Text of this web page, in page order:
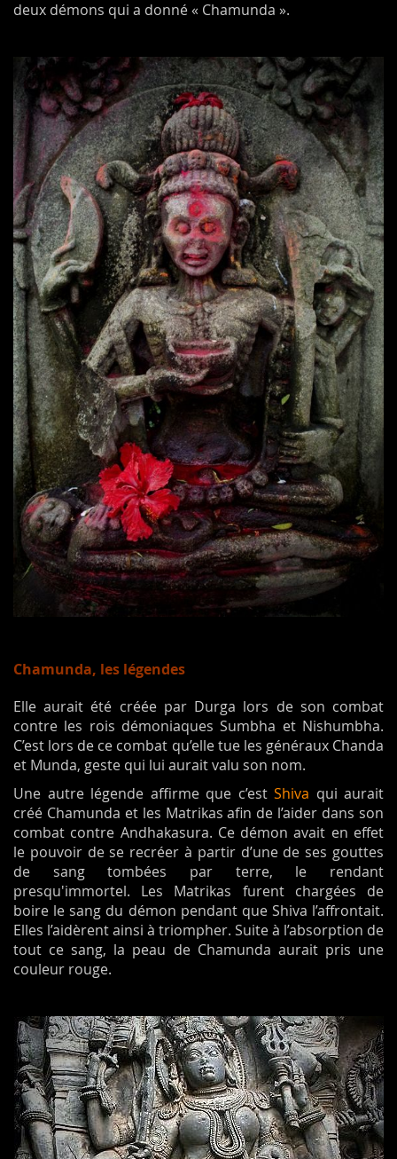
deux démons qui a donné « Chamunda ».
Chamunda, les légendes
Elle aurait été créée par Durga lors de son combat
contre les rois démoniaques Sumbha et Nishumbha.
C’est lors de ce combat qu’elle tue les généraux Chanda
et Munda, geste qui lui aurait valu son nom.
Une autre légende affirme que c’est Shiva qui aurait
créé Chamunda et les Matrikas afin de l’aider dans son
combat contre Andhakasura. Ce démon avait en effet
le pouvoir de se recréer à partir d’une de ses gouttes
de sang tombées par terre, le rendant
presqu'immortel. Les Matrikas furent chargées de
boire le sang du démon pendant que Shiva l’affrontait.
Elles l’aidèrent ainsi à triompher. Suite à l’absorption de
tout ce sang, la peau de Chamunda aurait pris une
couleur rouge.